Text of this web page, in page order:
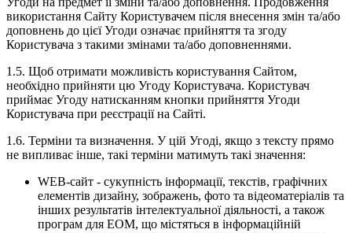
використання Сайту Користувачем після внесення змін та/або
доповнень до цієї Угоди означає прийняття та згоду
Користувача з такими змінами та/або доповненнями.
1.5. Щоб отримати можливість користування Сайтом,
необхідно прийняти цю Угоду Користувача. Користувач
приймає Угоду натисканням кнопки прийняття Угоди
Користувача при реєстрації на Сайті.
1.6. Терміни та визначення. У цій Угоді, якщо з тексту прямо
не випливає інше, такі терміни матимуть такі значення:
WEB-сайт - сукупність інформації, текстів, графічних
елементів дизайну, зображень, фото та відеоматеріалів та
інших результатів інтелектуальної діяльності, а також
програм для ЕОМ, що містяться в інформаційній